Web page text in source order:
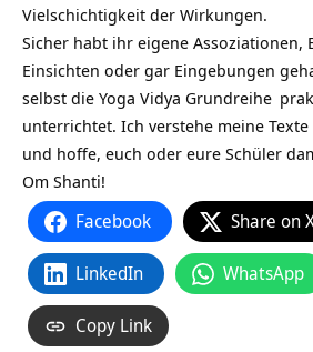
Vielschichtigkeit der Wirkungen.
Sicher habt ihr eigene Assoziationen,
Einsichten oder gar Eingebungen
selbst die Yoga Vidya Grundreihe
unterrichtet. Ich verstehe meine
und hoffe, euch oder eure Schüler
Om Shanti!
Facebook Share on
LinkedIn WhatsApp
Copy Link